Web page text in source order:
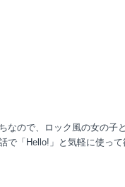
なので、ロック風の女の子
で「Hello!」と気軽に使って